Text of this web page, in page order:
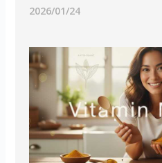
2026/01/24